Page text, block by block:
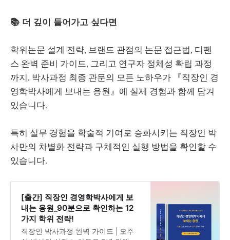
📚 더 깊이 들어가고 싶다면
학위논문 설계 전략, 브랜드 관점의 논문 접근법, 디펜
스 완벽 준비 가이드, 그리고 연구자 정체성 확립 과정
까지. 박사과정 최종 관문의 모든 노하우가 『직장인 경
영학박사에게 보내는 응원』에 실제 경험과 함께 담겨
있습니다.
특히 실무 경험을 학술적 기여로 승화시키는 직장인 박
사만의 차별화 전략과 구체적인 실행 방법을 확인할 수
있습니다.
[출간] 직장인 경영학박사에게 보
내는 응원_90분으로 확인하는 12
가지 학위 전략!
직장인 박사과정 완벽 가이드 | 오주